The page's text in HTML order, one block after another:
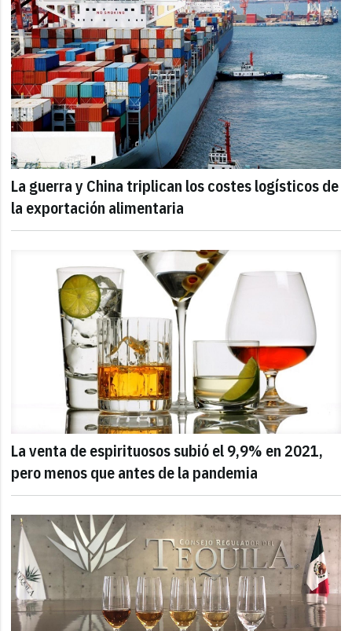
La guerra y China triplican los costes logísticos de
la exportación alimentaria
La venta de espirituosos subió el 9,9% en 2021,
pero menos que antes de la pandemia